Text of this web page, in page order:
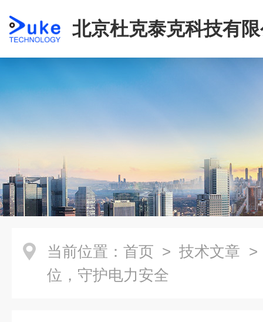
北京杜克泰克科技有
当前位置： 首页 > 技术文章 >
位，守护电力安全